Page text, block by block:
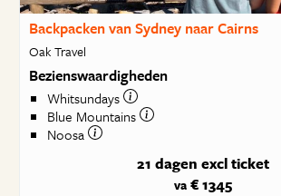
Backpacken van Sydney naar Cairns
Oak Travel
Bezienswaardigheden
Whitsundays
Blue Mountains
Noosa
21 dagen excl ticket
va € 1345